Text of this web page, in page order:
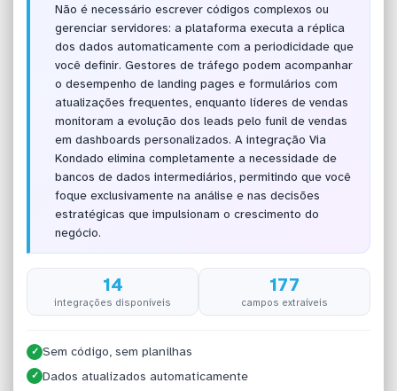
Não é necessário escrever códigos complexos ou
gerenciar servidores: a plataforma executa a réplica
dos dados automaticamente com a periodicidade que
você definir. Gestores de tráfego podem acompanhar
o desempenho de landing pages e formulários com
atualizações frequentes, enquanto líderes de vendas
monitoram a evolução dos leads pelo funil de vendas
em dashboards personalizados. A integração Via
Kondado elimina completamente a necessidade de
bancos de dados intermediários, permitindo que você
foque exclusivamente na análise e nas decisões
estratégicas que impulsionam o crescimento do
negócio.
14
integrações disponíveis
177
campos extraíveis
✓ Sem código, sem planilhas
✓ Dados atualizados automaticamente